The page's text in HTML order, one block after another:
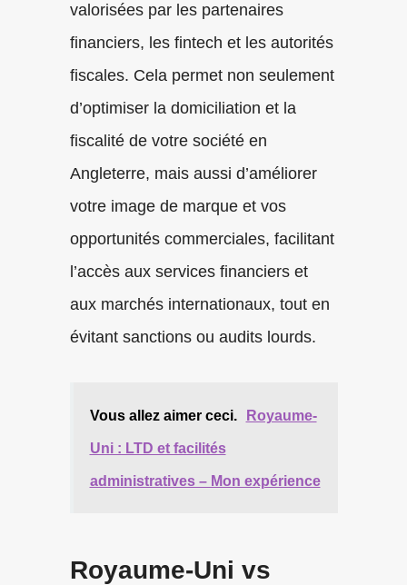
valorisées par les partenaires
financiers, les fintech et les autorités
fiscales. Cela permet non seulement
d’optimiser la domiciliation et la
fiscalité de votre société en
Angleterre, mais aussi d’améliorer
votre image de marque et vos
opportunités commerciales, facilitant
l’accès aux services financiers et
aux marchés internationaux, tout en
évitant sanctions ou audits lourds.
Vous allez aimer ceci. Royaume-
Uni : LTD et facilités
administratives – Mon expérience
Royaume-Uni vs